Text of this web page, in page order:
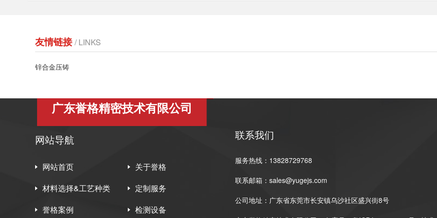
友情链接/ LINKS
锌合金压铸
广东誉格精密技术有限公司
网站导航
网站首页
关于誉格
材料选择&工艺种类
定制服务
誉格案例
检测设备
联系我们
服务热线：13828729768
联系邮箱：sales@yugejs.com
公司地址：广东省东莞市长安镇乌沙社区盛兴街8号